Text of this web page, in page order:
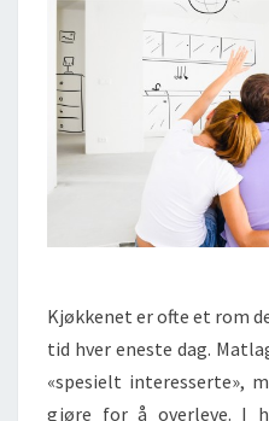
Kjøkkenet er ofte et rom
tid hver eneste dag.
«spesielt interesserte»,
gjøre for å overleve. I